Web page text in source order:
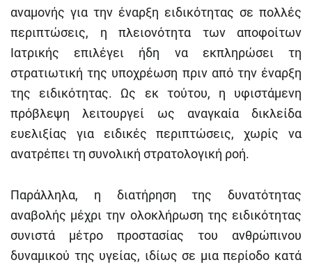
αναμονής για την έναρξη ειδικότητας σε πολλές
περιπτώσεις, η πλειονότητα των αποφοίτων
Ιατρικής επιλέγει ήδη να εκπληρώσει τη
στρατιωτική της υποχρέωση πριν από την έναρξη
της ειδικότητας. Ως εκ τούτου, η υφιστάμενη
πρόβλεψη λειτουργεί ως αναγκαία δικλείδα
ευελιξίας για ειδικές περιπτώσεις, χωρίς να
ανατρέπει τη συνολική στρατολογική ροή.
Παράλληλα, η διατήρηση της δυνατότητας
αναβολής μέχρι την ολοκλήρωση της ειδικότητας
συνιστά μέτρο προστασίας του ανθρώπινου
δυναμικού της υγείας, ιδίως σε μια περίοδο κατά